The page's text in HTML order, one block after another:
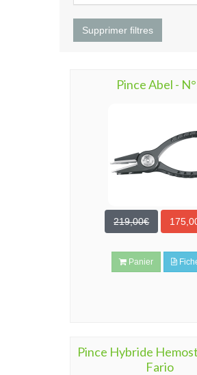
Supprimer filtres
Pince Abel -
219,00€
Panier
Pince Hybride
Fario